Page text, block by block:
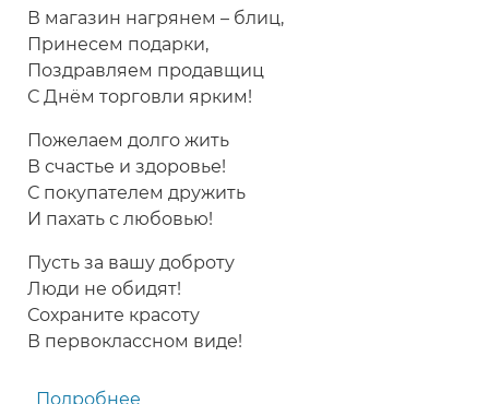
В магазин нагрянем – блиц,
Принесем подарки,
Поздравляем продавщиц
С Днём торговли ярким!
Пожелаем долго жить
В счастье и здоровье!
С покупателем дружить
И пахать с любовью!
Пусть за вашу доброту
Люди не обидят!
Сохраните красоту
В первоклассном виде!
Подробнее